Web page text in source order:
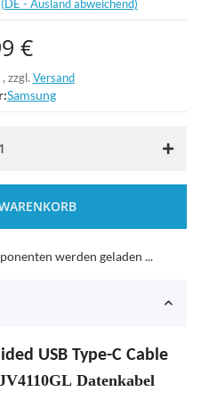
(DE - Ausland abweichend)
€
zzgl. Versand
Samsung
werden geladen ...
USB Type-C Cable
Datenkabel